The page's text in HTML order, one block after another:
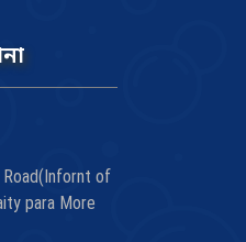
Road(Infornt of
para More